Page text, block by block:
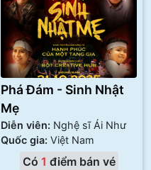
Phá Đám - Sinh Nhật
Mẹ
Diễn viên: Nghệ sĩ Ái Như
Quốc gia: Việt Nam
Có 1 điểm bán vé